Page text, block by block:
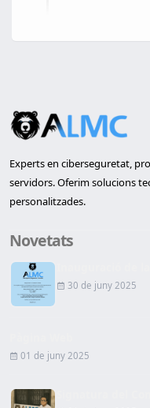
Experts en ciberseguretat,
servidors. Oferim solucions
personalitzades.
Novetats
30 de juny 2025
01 de juny 2025